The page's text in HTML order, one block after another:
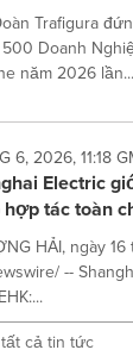
Trafigura
Doanh
năm 2026 lần...
6, 2026, 11:18
Electric
hợp tác toàn
HẢI, ngày
--
cả tin tức